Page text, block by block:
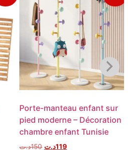
Porte-manteau enfant sur
pied moderne – Décoration
chambre enfant Tunisie
150د.ت 119د.ت